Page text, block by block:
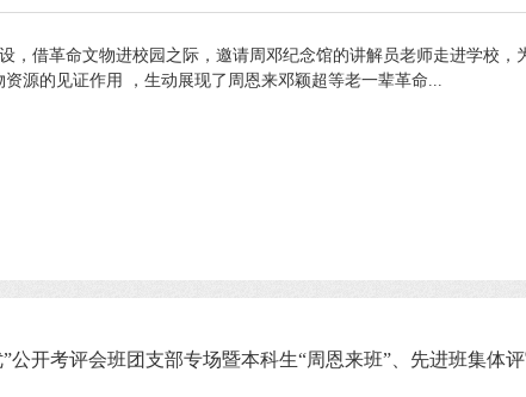
借革命文物进校园之际，邀请周邓纪念馆的讲解员老师走进学校，
源的见证作用 ，生动展现了周恩来邓颖超等老一辈革命...
公开考评会班团支部专场暨本科生“周恩来班”、先进班集体